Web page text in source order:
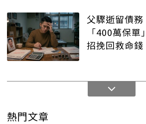
父驟逝留債
「400萬保
招挽回救命錢
熱門文章